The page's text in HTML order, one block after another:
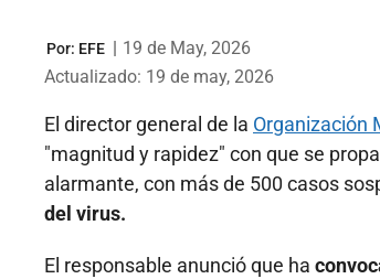
Por: EFE | 19 de May, 2026
Actualizado: 19 de may, 2026
El director general de la Organización
"magnitud y rapidez" con que se
alarmante, con más de 500 casos
del virus.
El responsable anunció que ha